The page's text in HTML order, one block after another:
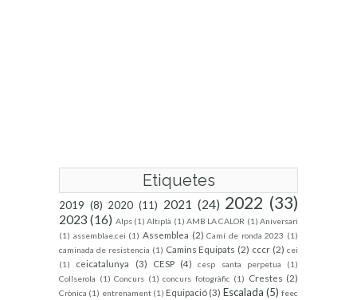
Etiquetes
2019 (8) 2020 (11) 2021 (24) 2022 (33)
2023 (16) Alps (1) Altiplà (1) AMB LA CALOR (1) Aniversari
(1) assemblae.cei (1) Assemblea (2) Camí de ronda 2023 (1)
caminada de resistencia (1) Camins Equipats (2) cccr (2) cei
(1)
ceicatalunya (3) CESP (4) cesp santa perpetua
(1)
Collserola (1) Concurs (1) concurs fotogràfic (1) Crestes (2)
Crònica (1) entrenament (1) Equipació (3) Escalada (5) feec